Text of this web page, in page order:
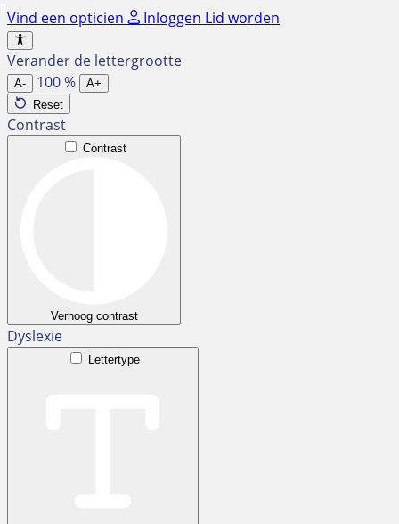
Ga
naar
de
inhoud
Vind een opticien Inloggen Lid worden
Verander de lettergrootte
A- 100%
A+
Reset
Contrast
Contrast
Verhoog contrast
Dyslexie
Lettertype